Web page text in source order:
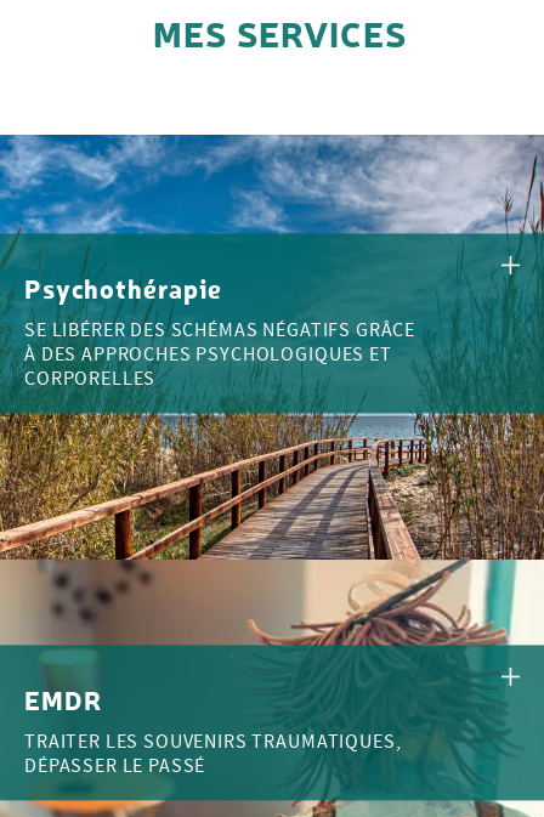
MES SERVICES
Psychothérapie
SE LIBÉRER DES SCHÉMAS NÉGATIFS GRÂCE
À DES APPROCHES PSYCHOLOGIQUES ET
CORPORELLES
EMDR
TRAITER LES SOUVENIRS TRAUMATIQUES,
DÉPASSER LE PASSÉ